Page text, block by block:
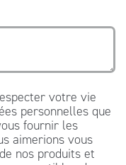
votre vie
personnelles que
fournir les
aimerions vous
nos produits et